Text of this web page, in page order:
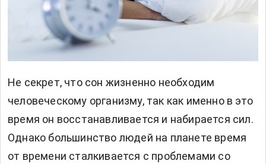
Не секрет, что сон жизненно необходим
человеческому организму, так как именно в это
время он восстанавливается и набирается сил.
Однако большинство людей на планете время
от времени сталкивается с проблемами со